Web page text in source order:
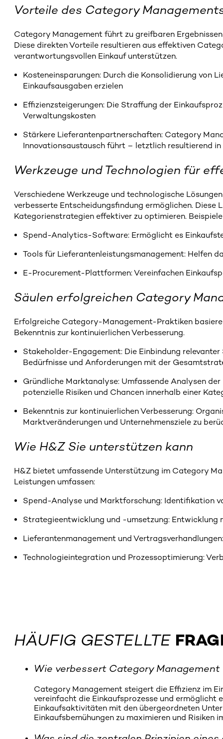
Vorteile des Category
Category Management führt zu greifbaren
Diese direkten Vorteile resultieren aus effektiven
verantwortungsvollen Einkauf unterstützen.
Kosteneinsparungen: Durch die Konsolidierung von
Einkaufsausgaben erzielen
Effizienzsteigerungen: Die Straffung der
Verwaltungskosten
Stärkere Lieferantenpartnerschaften: Category
Innovationsaustausch führt – letztlich resultierend
Werkzeuge und Technologien für
Verschiedene Werkzeuge und technologische
verbesserte Entscheidungsfindung ermöglichen. Diese
Kategorienstrategien effektiver zu optimieren.
Spend-Analytics-Software: Ermöglicht es
Tools für Lieferantenleistungsmanagement: Helfen
E-Procurement-Plattformen: Vereinfachen
Säulen erfolgreichen Category
Erfolgreiche Category-Management-Praktiken
Bekenntnis zur kontinuierlichen Verbesserung.
Stakeholder-Engagement: Die Einbindung
Bedürfnisse und Anforderungen mit der
Gründliche Marktanalyse: Umfassende Analysen
potenzielle Risiken und Chancen innerhalb einer
Bekenntnis zur kontinuierlichen Verbesserung:
Marktveränderungen und Unternehmensziele zu
Wie H&Z Sie unterstützen kann
H&Z bietet umfassende Unterstützung im Category
Leistungen umfassen:
Spend-Analyse und Marktforschung: Identifikation
Strategieentwicklung und -umsetzung: Entwicklung
Lieferantenmanagement und
Technologieintegration und Prozessoptimierung:
HÄUFIG GESTELLTE
Wie verbessert Category Management
Category Management steigert die Effizienz im
vereinfacht die Einkaufsprozesse und ermöglicht
Einkaufsaktivitäten mit den übergeordneten
Einkaufsbemühungen zu maximieren und Risiken